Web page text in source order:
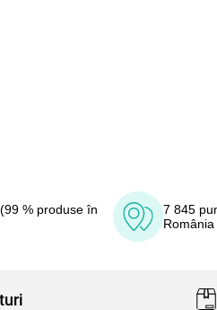
% produse în
7 845
România